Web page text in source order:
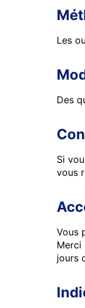
Les
Des
Si
vous
Vous
Merci
jours